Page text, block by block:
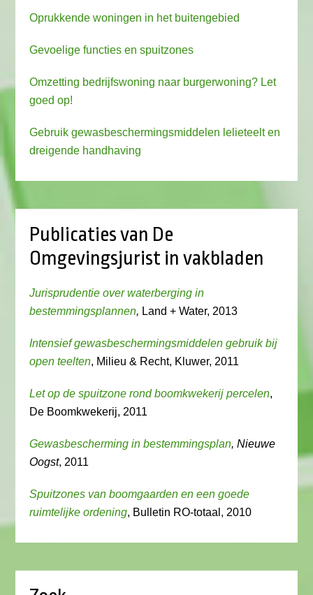
Oprukkende woningen in het buitengebied
Gevoelige functies en spuitzones
Omzetting bedrijfswoning naar burgerwoning? Let
goed op!
Gebruik gewasbeschermingsmiddelen lelieteelt en
dreigende handhaving
Publicaties van De
Omgevingsjurist in vakbladen
Jurisprudentie over waterberging in
bestemmingsplannen, Land + Water, 2013
Intensief gewasbeschermingsmiddelen gebruik bij
open teelten, Milieu & Recht, Kluwer, 2011
Let op de spuitzone rond boomkwekerij percelen,
De Boomkwekerij, 2011
Gewasbescherming in bestemmingsplan, Nieuwe
Oogst, 2011
Spuitzones van boomgaarden en een goede
ruimtelijke ordening, Bulletin RO-totaal, 2010